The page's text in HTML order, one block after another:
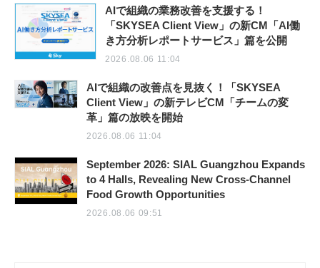
AIで組織の業務改善を支援する！
「SKYSEA Client View」の新CM「AI働
き方分析レポートサービス」篇を公開
2026.08.06 11:04
AIで組織の改善点を見抜く！「SKYSEA
Client View」の新テレビCM「チームの変
革」篇の放映を開始
2026.08.06 11:04
September 2026: SIAL Guangzhou Expands
to 4 Halls, Revealing New Cross-Channel
Food Growth Opportunities
2026.08.06 09:51